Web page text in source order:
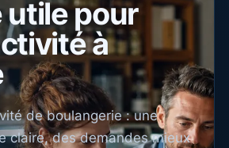
utile pour
à
de boulangerie : une
claire, des demandes mieux